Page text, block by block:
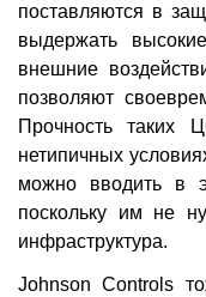
поставляются в
выдержать
внешние
позволяют
Прочность таких
нетипичных
можно вводить в
поскольку им не
инфраструктура.
Johnson Controls